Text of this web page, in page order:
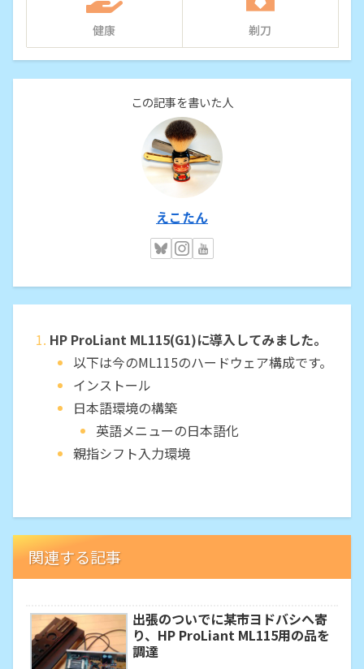
健康 剃刀
この記事を書いた人
えこたん
HP ProLiant ML115(G1)に導入してみました。
以下は今のML115のハードウェア構成です。
インストール
日本語環境の構築
英語メニューの日本語化
親指シフト入力環境
関連する記事
出張のついでに某市ヨドバシへ寄
り、HP ProLiant ML115用の品を
調達